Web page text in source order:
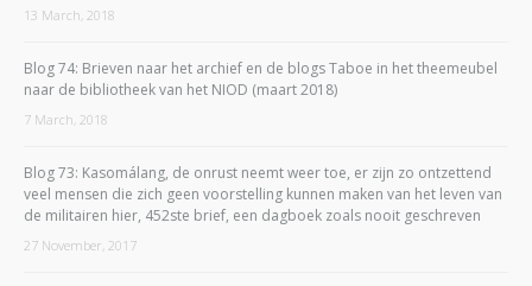
13 March, 2018
Blog 74: Brieven naar het archief en de blogs Taboe in het theemeubel
naar de bibliotheek van het NIOD (maart 2018)
7 March, 2018
Blog 73: Kasomálang, de onrust neemt weer toe, er zijn zo ontzettend
veel mensen die zich geen voorstelling kunnen maken van het leven van
de militairen hier, 452ste brief, een dagboek zoals nooit geschreven
27 November, 2017